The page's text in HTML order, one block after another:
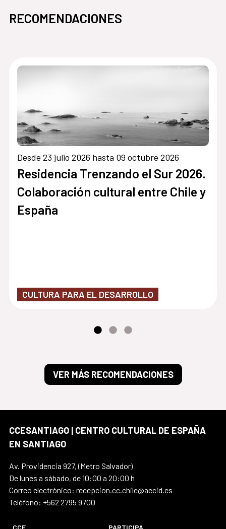
RECOMENDACIONES
Desde 23 julio 2026 hasta 09 octubre 2026
Residencia Trenzando el Sur 2026.
Colaboración cultural entre Chile y
España
CULTURA PARA EL DESARROLLO
VER MÁS RECOMENDACIONES
CCESANTIAGO | CENTRO CULTURAL DE ESPAÑA
EN SANTIAGO
Av. Providencia 927, (Metro Salvador)
De lunes a sábado, de 10:00 a 20:00 h
Correo electrónico: recepcion.cc.chile@aecid.es
Teléfono: +562 2795 9700
CCE PARTICIPA